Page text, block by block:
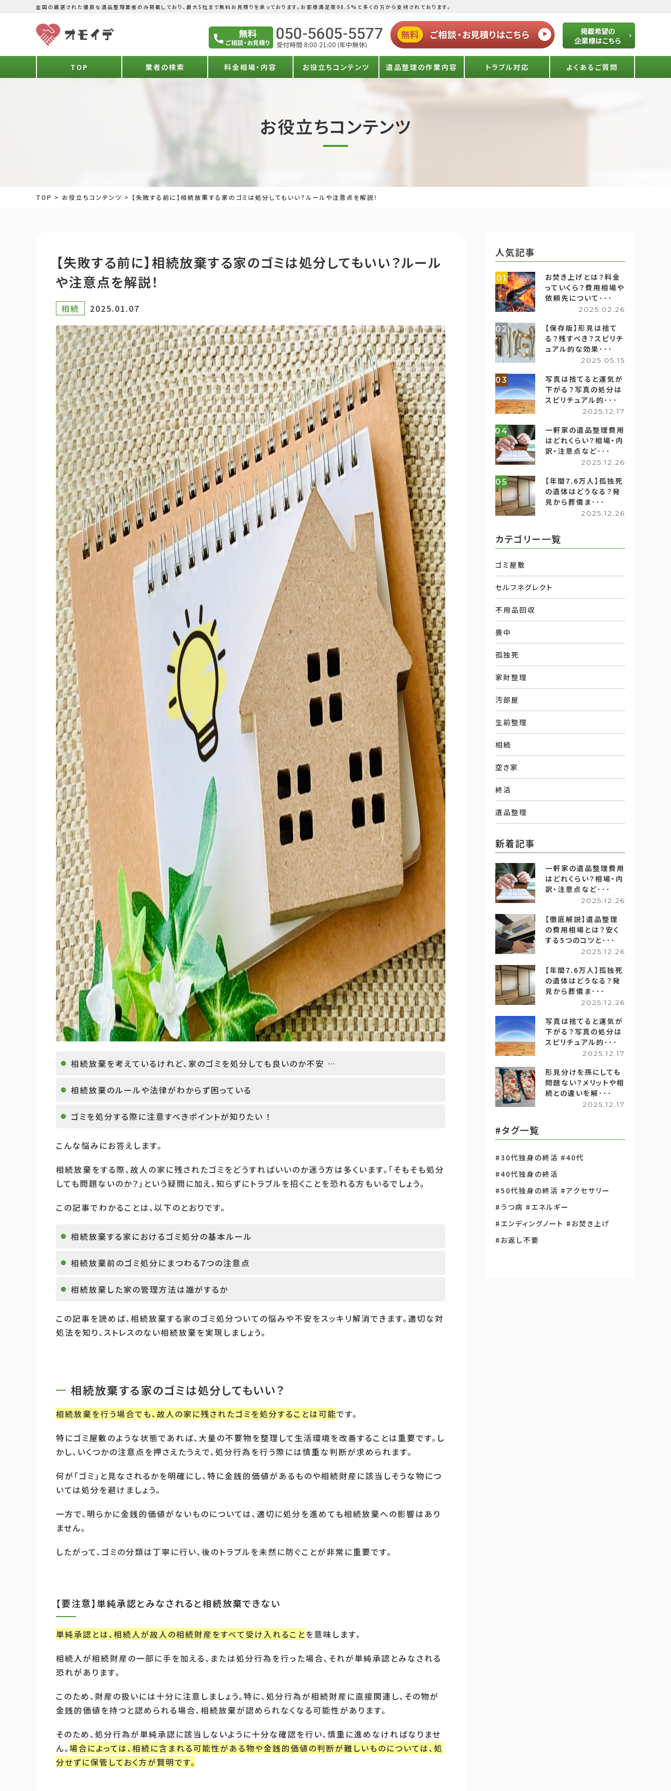
全国の厳選された優良な遺品整理業者のみ掲載しており、最大5社まで無料お見積りを承っております。お客様満足度98.5%と多くの方から支持されております。
TOP 業者の検索 料金相場・内容 お役立ちコンテンツ 遺品整理の作業内容 トラブル対応 よくあるご質問
お役立ちコンテンツ
TOP > お役立ちコンテンツ > 【失敗する前に】相続放棄する家のゴミは処分してもいい？ルールや注意点を解説！
【失敗する前に】相続放棄する家のゴミは処分してもいい？ルール
や注意点を解説！
相続 2025.01.07
相続放棄を考えているけれど、家のゴミを処分しても良いのか不安 …
相続放棄のルールや法律がわからず困っている
ゴミを処分する際に注意すべきポイントが知りたい ！
こんな悩みにお答えします。
相続放棄をする際、故人の家に残されたゴミをどうすればいいのか迷う方は多くいます。「そもそも処分
しても問題ないのか？」という疑問に加え、知らずにトラブルを招くことを恐れる方もいるでしょう。
この記事でわかることは、以下のとおりです。
相続放棄する家におけるゴミ処分の基本ルール
相続放棄前のゴミ処分にまつわる7つの注意点
相続放棄した家の管理方法は誰がするか
この記事を読めば、相続放棄する家のゴミ処分ついての悩みや不安をスッキリ解消できます。適切な対
処法を知り、ストレスのない相続放棄を実現しましょう。
相続放棄する家のゴミは処分してもいい？
相続放棄を行う場合でも、故人の家に残されたゴミを処分することは可能です。
特にゴミ屋敷のような状態であれば、大量の不要物を整理して生活環境を改善することは重要です。し
かし、いくつかの注意点を押さえたうえで、処分行為を行う際には慎重な判断が求められます。
何が「ゴミ」と見なされるかを明確にし、特に金銭的価値があるものや相続財産に該当しそうな物につ
いては処分を避けましょう。
一方で、明らかに金銭的価値がないものについては、適切に処分を進めても相続放棄への影響はあり
ません。
したがって、ゴミの分類は丁寧に行い、後のトラブルを未然に防ぐことが非常に重要です。
【要注意】単純承認とみなされると相続放棄できない
単純承認とは、相続人が故人の相続財産をすべて受け入れることを意味します。
相続人が相続財産の一部に手を加える、または処分行為を行った場合、それが単純承認とみなされる
恐れがあります。
このため、財産の扱いには十分に注意しましょう。特に、処分行為が相続財産に直接関連し、その物が
金銭的価値を持つと認められる場合、相続放棄が認められなくなる可能性があります。
そのため、処分行為が単純承認に該当しないように十分な確認を行い、慎重に進めなければなりませ
ん。場合によっては、相続に含まれる可能性がある物や金銭的価値の判断が難しいものについては、処
分せずに保管しておく方が賢明です。
人気記事
01
お焚き上げとは？料金
っていくら？費用相場や
依頼先について･･･
2025.02.26
02
【保存版】形見は捨て
る？残すべき？スピリチ
ュアル的な効果･･･
2025.05.15
03
写真は捨てると運気が
下がる？写真の処分は
スピリチュアル的･･･
2025.12.17
04
一軒家の遺品整理費用
はどれくらい？相場・内
訳・注意点など･･･
2025.12.26
05
【年間7.6万人】孤独死
の遺体はどうなる？発
見から葬儀ま･･･
2025.12.26
カテゴリー一覧
ゴミ屋敷
セルフネグレクト
不用品回収
喪中
孤独死
家財整理
汚部屋
生前整理
相続
空き家
終活
遺品整理
新着記事
一軒家の遺品整理費用
はどれくらい？相場・内
訳・注意点など･･･
2025.12.26
【徹底解説】遺品整理
の費用相場とは？安く
する5つのコツと･･･
2025.12.26
【年間7.6万人】孤独死
の遺体はどうなる？発
見から葬儀ま･･･
2025.12.26
写真は捨てると運気が
下がる？写真の処分は
スピリチュアル的･･･
2025.12.17
形見分けを孫にしても
問題ない？メリットや相
続との違いを解･･･
2025.12.17
#タグ一覧
#30代独身の終活 #40代
#40代独身の終活
#50代独身の終活 #アクセサリー
#うつ病 #エネルギー
#エンディングノート #お焚き上げ
#お返し不要